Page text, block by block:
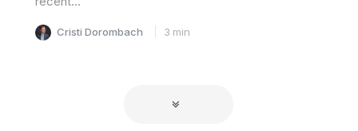
Cristi Dorombach 3 min